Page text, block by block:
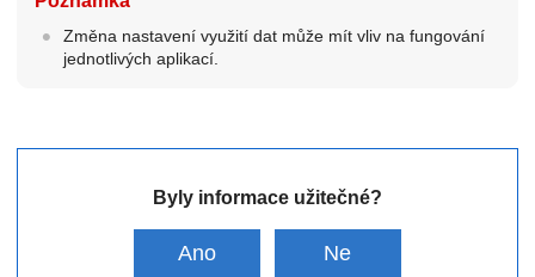
Změna nastavení využití dat může mít vliv na fungování
jednotlivých aplikací.
Byly informace užitečné?
Ano Ne